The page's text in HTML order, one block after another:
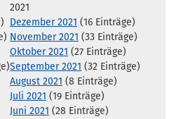
2021
Dezember 2021 (16 Einträge)
November 2021 (33 Einträge)
Oktober 2021 (27 Einträge)
September 2021 (32 Einträge)
August 2021 (8 Einträge)
Juli 2021 (19 Einträge)
Juni 2021 (28 Einträge)